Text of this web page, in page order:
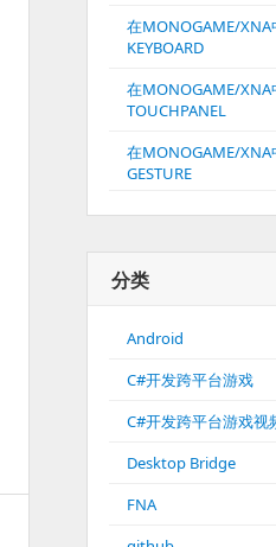
在MONOGAME/XNA
KEYBOARD
在MONOGAME/
TOUCHPANEL
在MONOGAME/
GESTURE
分类
Android
C#开发跨平台游戏
C#开发跨平台游戏视
Desktop Bridge
FNA